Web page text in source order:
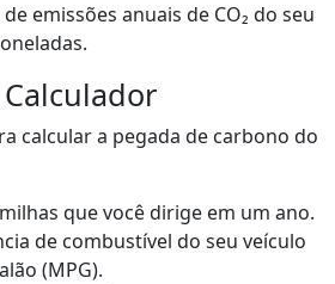
emissões anuais de CO₂ do seu
calcular a pegada de carbono do
que você dirige em um ano.
de combustível do seu veículo
(MPG).